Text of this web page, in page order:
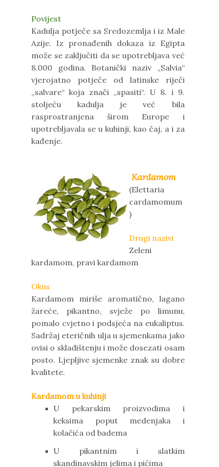
Povijest
Kadulja potječe sa Sredozemlja i iz Male
Azije. Iz pronađenih dokaza iz Egipta
može se zaključiti da se upotrebljava već
8.000 godina. Botanički naziv „Salvia“
vjerojatno potječe od latinske riječi
„salvare“ koja znači „spasiti“. U 8. i 9.
stoljeću kadulja je već bila
rasprostranjena širom Europe i
upotrebljavala se u kuhinji, kao čaj, a i za
kađenje.
Kardamom
(Elettaria
cardamomum
)
Drugi nazivi
Zeleni
kardamom, pravi kardamom
Okus
Kardamom miriše aromatično, lagano
žareće, pikantno, svježe po limunu,
pomalo cvjetno i podsjeća na eukaliptus.
Sadržaj eteričnih ulja u sjemenkama jako
ovisi o skladištenju i može dosezati osam
posto. Ljepljive sjemenke znak su dobre
kvalitete.
Kardamom u kuhinji
U pekarskim proizvodima i
keksima poput medenjaka i
kolačića od badema
U pikantnim i slatkim
skandinavskim jelima i pićima